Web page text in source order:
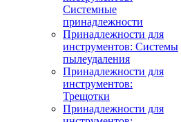
Системные
принадлежности
Принадлежности для
инструментов: Системы
пылеудаления
Принадлежности для
инструментов:
Трещотки
Принадлежности для